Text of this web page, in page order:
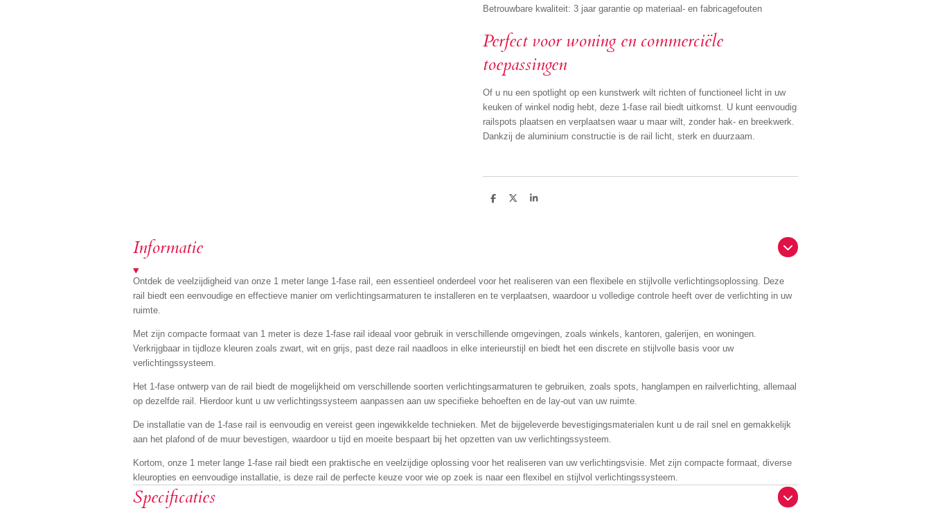
Betrouwbare kwaliteit: 3 jaar garantie op materiaal- en fabricagefouten
Perfect voor woning en commerciële
toepassingen
Of u nu een spotlight op een kunstwerk wilt richten of functioneel licht in uw
keuken of winkel nodig hebt, deze 1-fase rail biedt uitkomst. U kunt eenvoudig
railspots plaatsen en verplaatsen waar u maar wilt, zonder hak- en breekwerk.
Dankzij de aluminium constructie is de rail licht, sterk en duurzaam.
D
D
S
Informatie
Ontdek de veelzijdigheid van onze 1 meter lange 1-fase rail, een essentieel onderdeel voor het realiseren van een flexibele en stijlvolle verlichtingsoplossing. Deze
rail biedt een eenvoudige en effectieve manier om verlichtingsarmaturen te installeren en te verplaatsen, waardoor u volledige controle heeft over de verlichting in uw
ruimte.
Met zijn compacte formaat van 1 meter is deze 1-fase rail ideaal voor gebruik in verschillende omgevingen, zoals winkels, kantoren, galerijen, en woningen.
Verkrijgbaar in tijdloze kleuren zoals zwart, wit en grijs, past deze rail naadloos in elke interieurstijl en biedt het een discrete en stijlvolle basis voor uw
verlichtingssysteem.
Het 1-fase ontwerp van de rail biedt de mogelijkheid om verschillende soorten verlichtingsarmaturen te gebruiken, zoals spots, hanglampen en railverlichting, allemaal
op dezelfde rail. Hierdoor kunt u uw verlichtingssysteem aanpassen aan uw specifieke behoeften en de lay-out van uw ruimte.
De installatie van de 1-fase rail is eenvoudig en vereist geen ingewikkelde technieken. Met de bijgeleverde bevestigingsmaterialen kunt u de rail snel en gemakkelijk
aan het plafond of de muur bevestigen, waardoor u tijd en moeite bespaart bij het opzetten van uw verlichtingssysteem.
Kortom, onze 1 meter lange 1-fase rail biedt een praktische en veelzijdige oplossing voor het realiseren van uw verlichtingsvisie. Met zijn compacte formaat, diverse
kleuropties en eenvoudige installatie, is deze rail de perfecte keuze voor wie op zoek is naar een flexibel en stijlvol verlichtingssysteem.
Specificaties